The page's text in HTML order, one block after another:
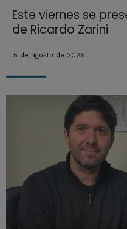
Este viernes se
de Ricardo Zarini
5 de agosto de 2026